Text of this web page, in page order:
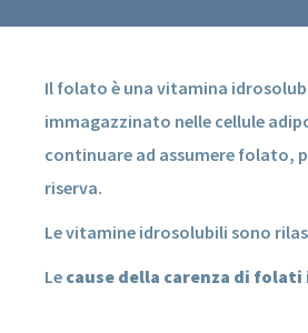
Il folato è una vitamina
immagazzinato nelle cellule
continuare ad assumere folato,
riserva.
Le vitamine idrosolubili sono
Le cause della carenza di folati